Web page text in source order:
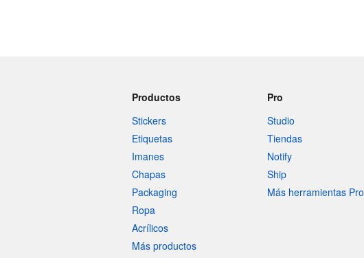
Productos
Stickers
Etiquetas
Imanes
Chapas
Packaging
Ropa
Acrílicos
Más productos
Pro
Studio
Tiendas
Notify
Ship
Más herramientas Pro